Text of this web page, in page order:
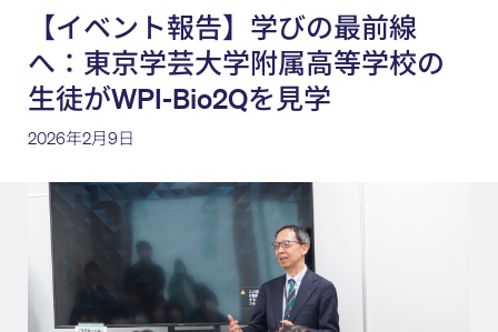
【イベント報告】学びの最前線
へ：東京学芸大学附属高等学校の
生徒がWPI-Bio2Qを見学
2026年2月9日